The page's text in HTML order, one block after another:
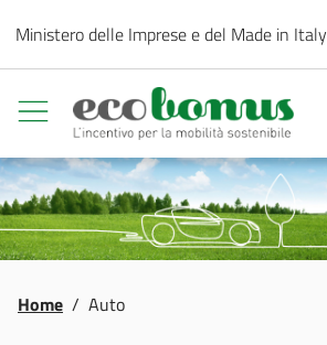
Salta al contenuto principale
Ministero delle Imprese e del Made in Italy
Ecobonus
Briciole di pane
Home / Auto